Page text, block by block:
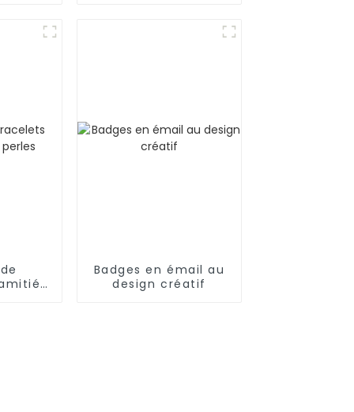
Badges en émail au
design créatif